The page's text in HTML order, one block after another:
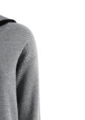
约テネルネルネルネ
ルの外装肩袖赤色
S【オスメ85下斤】